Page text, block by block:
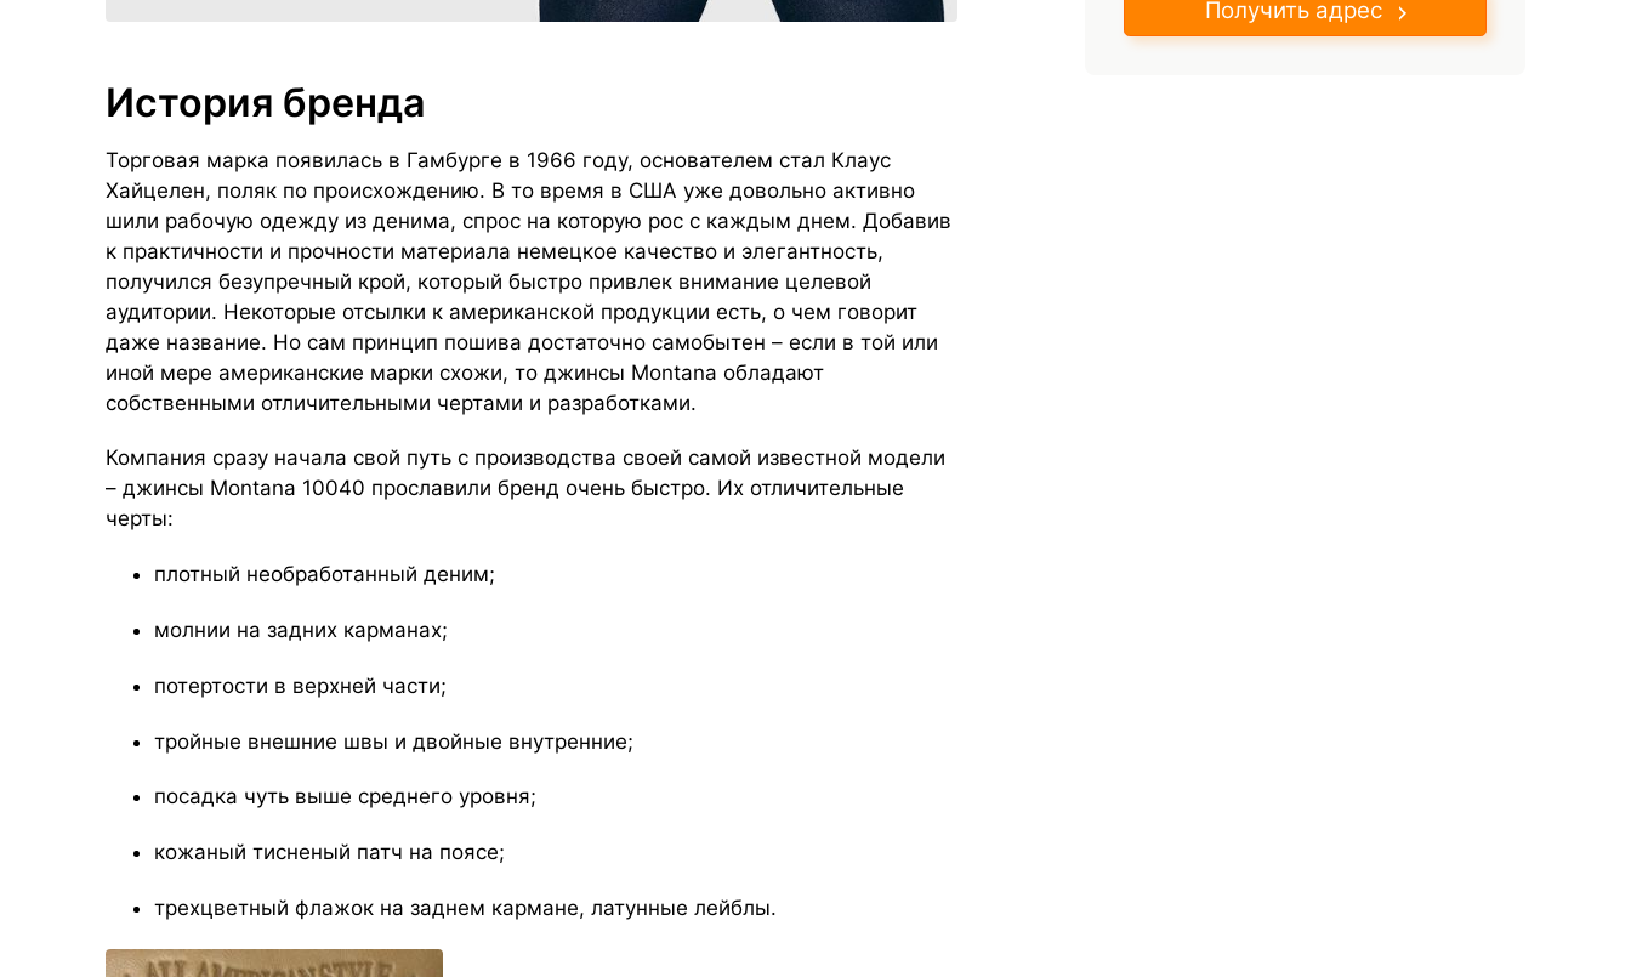
Получить адрес
История бренда
Торговая марка появилась в Гамбурге в 1966 году, основателем стал Клаус
Хайцелен, поляк по происхождению. В то время в США уже довольно активно
шили рабочую одежду из денима, спрос на которую рос с каждым днем. Добавив
к практичности и прочности материала немецкое качество и элегантность,
получился безупречный крой, который быстро привлек внимание целевой
аудитории. Некоторые отсылки к американской продукции есть, о чем говорит
даже название. Но сам принцип пошива достаточно самобытен – если в той или
иной мере американские марки схожи, то джинсы Montana обладают
собственными отличительными чертами и разработками.
Компания сразу начала свой путь с производства своей самой известной модели
– джинсы Montana 10040 прославили бренд очень быстро. Их отличительные
черты:
плотный необработанный деним;
молнии на задних карманах;
потертости в верхней части;
тройные внешние швы и двойные внутренние;
посадка чуть выше среднего уровня;
кожаный тисненый патч на поясе;
трехцветный флажок на заднем кармане, латунные лейблы.